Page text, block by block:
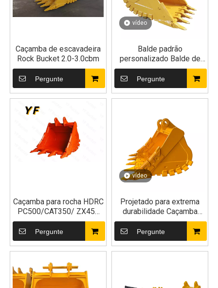
Caçamba de escavadeira
Rock Bucket 2.0-3.0cbm
Pergunte
vídeo
Balde padrão
personalizado Balde de
uso geral 0,8-1,0cbm
Pergunte
Caçamba para rocha HDRC
PC500/CAT350/ ZX450
3,0m³
Pergunte
vídeo
Projetado para extrema
durabilidade Caçamba
escavadeira de rocha dura
eficiente para
movimentação de terras
para escavadeiras de 30 e
Pergunte